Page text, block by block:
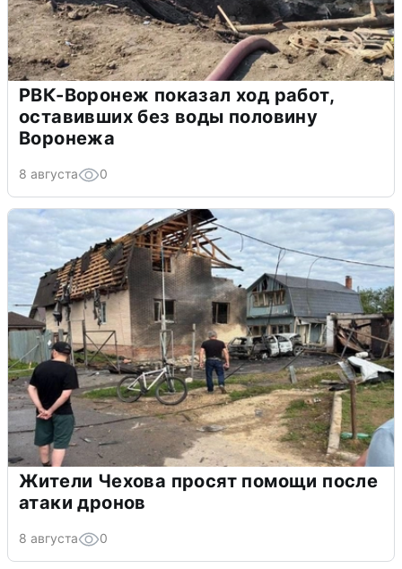
РВК-Воронеж показал ход работ,
оставивших без воды половину
Воронежа
8 августа 0
Жители Чехова просят помощи после
атаки дронов
8 августа 0